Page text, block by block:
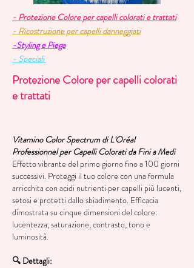
- Protezione Colore per capelli colorati e trattati
- Ricostruzione per capelli danneggiati
-Styling e Piega
- Speciali
Protezione Colore per capelli colorati
e trattati
Vitamino Color Spectrum di L'Oréal
Professionnel per Capelli Colorati da Fini a Medi
Effetto vibrante del primo giorno fino a 100 giorni
successivi. Proteggi il tuo colore con una formula
arricchita con acidi nutrienti per capelli più lucenti,
setosi e protetti dallo sbiadimento. Efficacia
dimostrata su cinque dimensioni del colore:
lucentezza, saturazione, contrasto, tono e
luminosità.
🔍 Dettagli: